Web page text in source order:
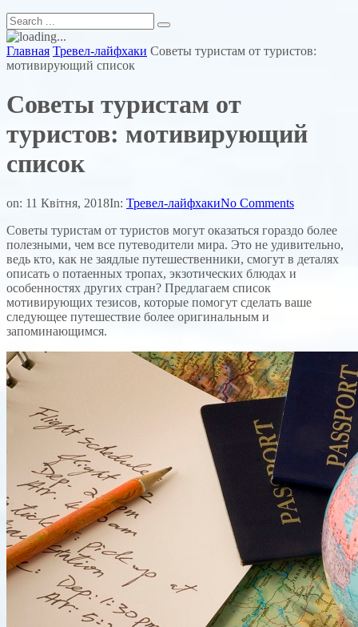
Главная Тревел-лайфхаки Советы туристам от туристов:
мотивирующий список
Советы туристам от
туристов: мотивирующий
список
on: 11 Квітня, 2018In: Тревел-лайфхакиNo Comments
Советы туристам от туристов могут оказаться гораздо более
полезными, чем все путеводители мира. Это не удивительно,
ведь кто, как не заядлые путешественники, смогут в деталях
описать о потаенных тропах, экзотических блюдах и
особенностях других стран? Предлагаем список
мотивирующих тезисов, которые помогут сделать ваше
следующее путешествие более оригинальным и
запоминающимся.